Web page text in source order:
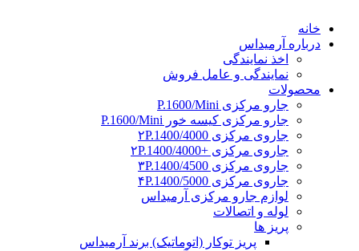
خانه
درباره آرمیداس
اخذ نمایندگی
نمایندگی و عامل فروش
محصولات
جارو مرکزی P.1600/Mini
جارو مرکزی کیسه خور P.1600/Mini
جاروی مرکزی ۲P.1400/4000
جاروی مرکزی +۲P.1400/4000
جاروی مرکزی ۳P.1400/4500
جاروی مرکزی ۴P.1400/5000
لوازم جارو مرکزی آرمیداس
لوله و اتصالات
پریز ها
پریز توکار (اتوماتیک) برند آرمیداس